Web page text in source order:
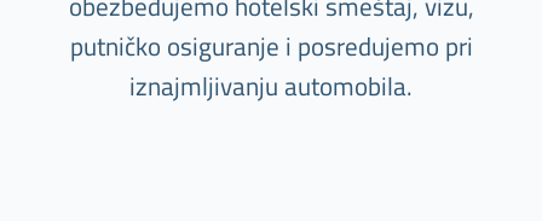
putničko osiguranje i posredujemo pri
iznajmljivanju automobila.